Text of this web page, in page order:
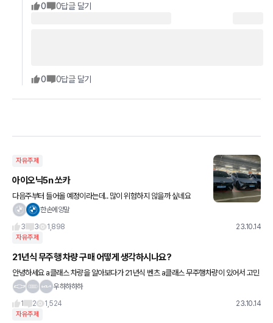
0 0답글 달기
0 0답글 달기
자유주제
아이오닉5n 쏘카
다음주부터 들어올 예정이라는데.. 많이 위험하지 않을까 싶네요
한손에양말
3
3 1,898 23.10.14
자유주제
21년식 무주행 차량 구매 어떻게 생각하시나요?
안녕하세요 a클래스 차량을 알아보다가 21년식 벤츠 a클래스 무주행차량이 있어서 고민
중입니다 21년식이지만 차량등록은 23년입니다 이러면 26년까지 보증기간이겠죠? 주
우하하하하
1
2 1,524 23.10.14
자유주제